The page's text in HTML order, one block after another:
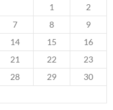
1
2
7 8
9
14 15
16
21 22
23
28 29
30